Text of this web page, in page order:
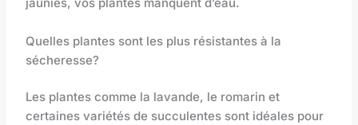
Quelles plantes sont les plus résistantes à la
sécheresse?
Les plantes comme la lavande, le romarin et
certaines variétés de succulentes sont idéales pour